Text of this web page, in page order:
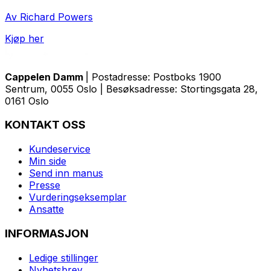
Av Richard Powers
Kjøp her
Cappelen Damm
| Postadresse: Postboks 1900
Sentrum, 0055 Oslo | Besøksadresse: Stortingsgata 28,
0161 Oslo
KONTAKT OSS
Kundeservice
Min side
Send inn manus
Presse
Vurderingseksemplar
Ansatte
INFORMASJON
Ledige stillinger